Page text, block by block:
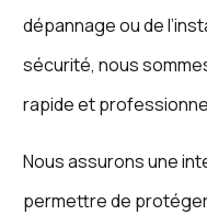
dépannage ou de
sécurité, nous
rapide et
Nous assurons une
permettre de